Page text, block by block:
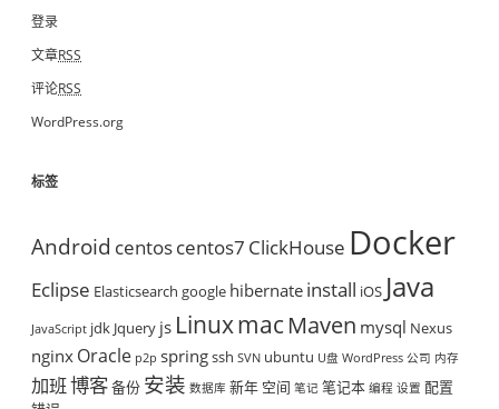
登录
文章RSS
评论RSS
WordPress.org
标签
Android centoscentos7 ClickHouse Docker
Eclipse Elasticsearch google hibernate install iOS Java
JavaScript jdk Jquery js LinuxmacMaven mysql Nexus
nginx Oracle p2p springssh SVN ubuntu U盘 WordPress 公司 内存
加班博客备份 安装 数据库 新年 空间 笔记 笔记本 编程 设置 配置